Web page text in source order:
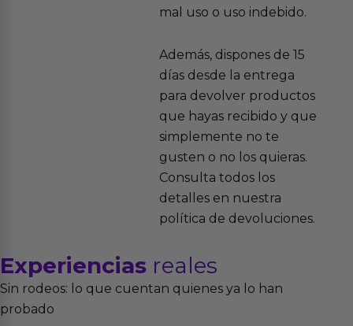
mal uso o uso indebido.
Además, dispones de 15
días desde la entrega
para devolver productos
que hayas recibido y que
simplemente no te
gusten o no los quieras.
Consulta todos los
detalles en nuestra
política de devoluciones.
Experiencias reales
Sin rodeos: lo que cuentan quienes ya lo han
probado